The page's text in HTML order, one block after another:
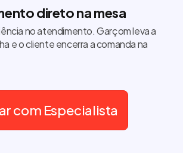
direto na mesa
no atendimento. Garçom leva a
e o cliente encerra a comanda na
com Especialista